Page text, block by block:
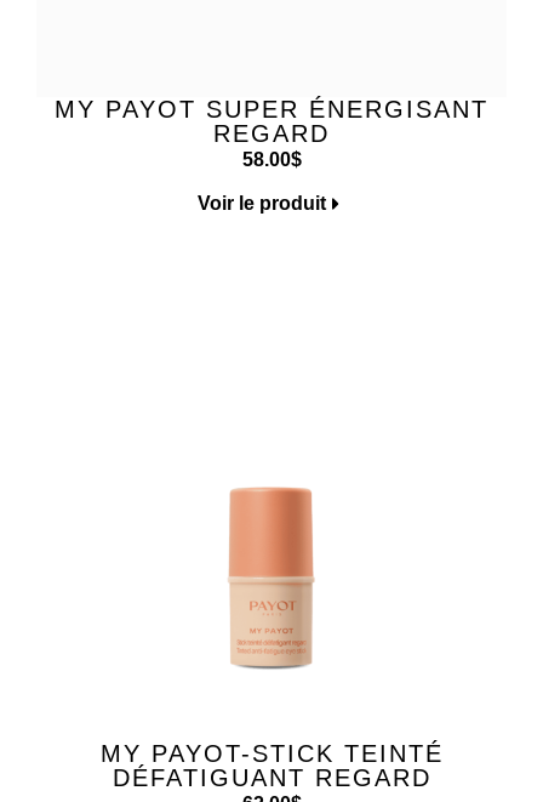
MY PAYOT SUPER ÉNERGISANT
REGARD
58.00$
Voir le produit
MY PAYOT-STICK TEINTÉ
DÉFATIGUANT REGARD